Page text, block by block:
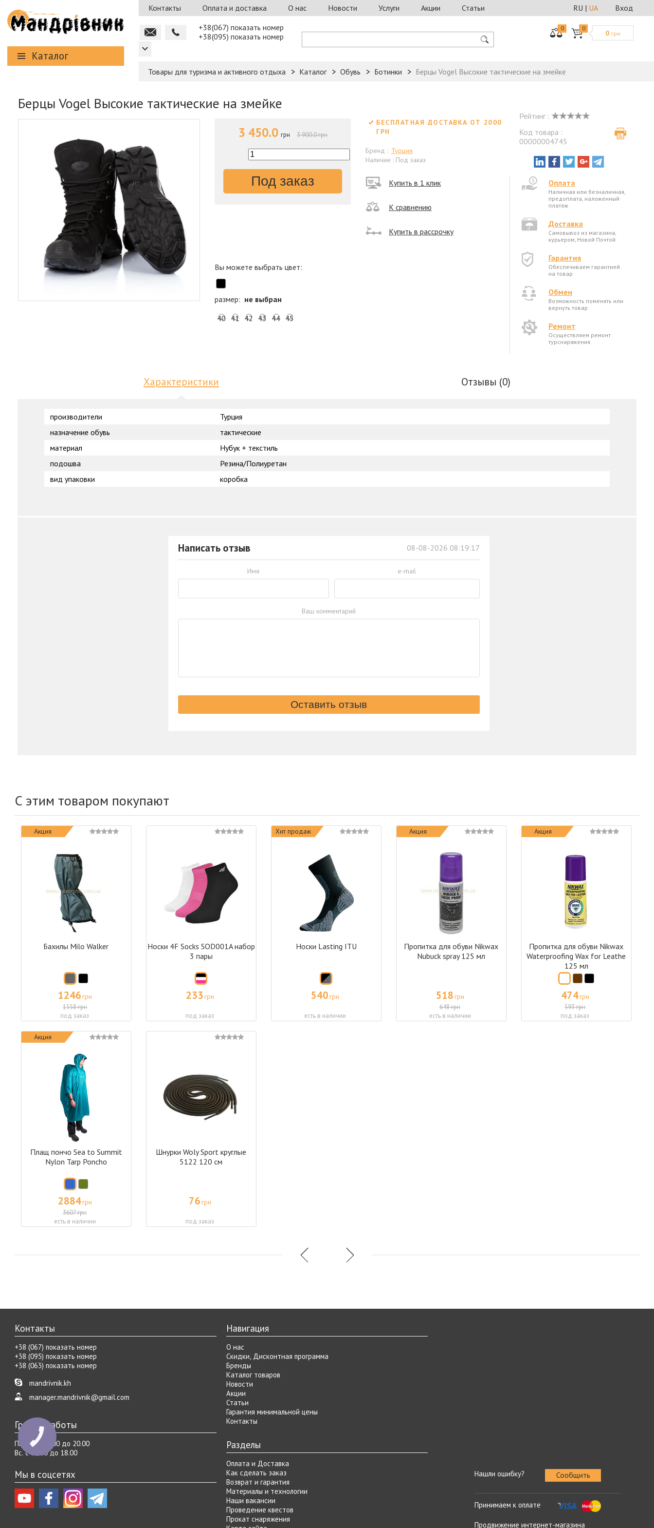
Каталог
Контакты Оплата и доставка О нас Новости Услуги Акции Статьи Вход
RU | UA
+38(067) показать номер
+38(095) показать номер
0 0
0 грн
Товары для туризма и активного отдыха Каталог Обувь Ботинки Берцы Vogel Высокие тактические на змейке
Берцы Vogel Высокие тактические на змейке
Рейтинг :
Код товара :
00000004745
Оплата
Наличная или безналичная,
предоплата, наложенный
платеж
Доставка
Самовывоз из магазина,
курьером, Новой Почтой
Гарантия
Обеспечиваем гарантией
на товар
Обмен
Возможность поменять или
вернуть товар
Ремонт
Осуществляем ремонт
турснаряжения
БЕСПЛАТНАЯ ДОСТАВКА ОТ 2000
ГРН
Бренд : Турция
Наличие : Под заказ
3 450.0 грн 3 900.0 грн
Под заказ Купить в 1 клик
К сравнению
Купить в рассрочку
Вы можете выбрать цвет:
размер: не выбран
40 41 42 43 44 45
Характеристики Отзывы (0)
производители
Турция
назначение обувь
тактические
материал
Нубук + текстиль
подошва
Резина/Полиуретан
вид упаковки
коробка
Написать отзыв 08-08-2026 08:19:17
Имя e-mail
Ваш комментарий
С этим товаром покупают
Акция
Бахилы Milo Walker
1246грн
1558 грн
под заказ
Носки 4F Socks SOD001A набор
3 пары
233грн
под заказ
Хит продаж
Носки Lasting ITU
540грн
есть в наличии
Акция
Пропитка для обуви Nikwax
Nubuck spray 125 мл
518грн
648 грн
есть в наличии
Акция
Пропитка для обуви Nikwax
Waterproofing Wax for Leathe
125 мл
474грн
593 грн
под заказ
Акция
Плащ пончо Sea to Summit
Nylon Tarp Poncho
2884грн
3607 грн
есть в наличии
Шнурки Woly Sport круглые
5122 120 см
76грн
под заказ
Контакты
+38 (067) показать номер
+38 (095) показать номер
+38 (063) показать номер
mandrivnik.kh
manager.mandrivnik@gmail.com
График работы
Пн.-Cб. с 10.00 до 20.00
Вс. с 10.00 до 18.00
Мы в соцсетях
Навигация
О нас
Скидки, Дисконтная программа
Бренды
Каталог товаров
Новости
Акции
Статьи
Гарантия минимальной цены
Контакты
Разделы
Оплата и Доставка
Как сделать заказ
Возврат и гарантия
Материалы и технологии
Наши вакансии
Проведение квестов
Прокат снаряжения
Нашли ошибку? Сообщить
Принимаем к оплате
Продвижение интернет-магазина